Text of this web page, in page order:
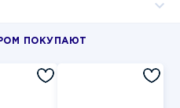
ПОКУПАЮТ